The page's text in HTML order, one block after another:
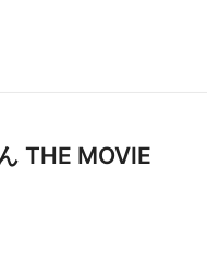
THE MOVIE